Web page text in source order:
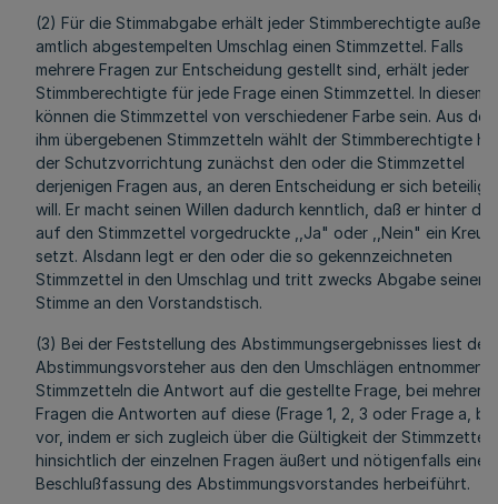
(2) Für die Stimmabgabe erhält jeder Stimmberechtigte außer
amtlich abgestempelten Umschlag einen Stimmzettel. Falls
mehrere Fragen zur Entscheidung gestellt sind, erhält jeder
Stimmberechtigte für jede Frage einen Stimmzettel. In diesem
können die Stimmzettel von verschiedener Farbe sein. Aus den
ihm übergebenen Stimmzetteln wählt der Stimmberechtigte
der Schutzvorrichtung zunächst den oder die Stimmzettel
derjenigen Fragen aus, an deren Entscheidung er sich
will. Er macht seinen Willen dadurch kenntlich, daß er hinter das
auf den Stimmzettel vorgedruckte ,,Ja" oder ,,Nein" ein Kreuz
setzt. Alsdann legt er den oder die so gekennzeichneten
Stimmzettel in den Umschlag und tritt zwecks Abgabe seiner
Stimme an den Vorstandstisch.
(3) Bei der Feststellung des Abstimmungsergebnisses liest der
Abstimmungsvorsteher aus den den Umschlägen
Stimmzetteln die Antwort auf die gestellte Frage, bei
Fragen die Antworten auf diese (Frage 1, 2, 3 oder Frage a, b,
vor, indem er sich zugleich über die Gültigkeit der Stimmzettel
hinsichtlich der einzelnen Fragen äußert und nötigenfalls eine
Beschlußfassung des Abstimmungsvorstandes herbeiführt.